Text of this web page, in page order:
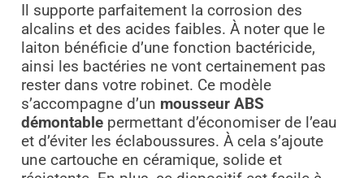
Il supporte parfaitement la corrosion des
alcalins et des acides faibles. À noter que le
laiton bénéficie d’une fonction bactéricide,
ainsi les bactéries ne vont certainement pas
rester dans votre robinet. Ce modèle
s’accompagne d’un mousseur ABS
démontablepermettant d’économiser de l’eau
et d’éviter les éclaboussures. À cela s’ajoute
une cartouche en céramique, solide et